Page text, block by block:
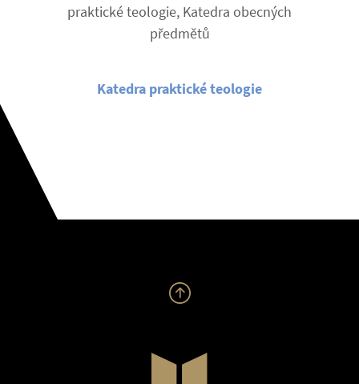
praktické teologie, Katedra obecných
předmětů
Katedra praktické teologie